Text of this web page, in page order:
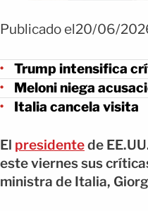
Publicado el20/06/
Trump intensifica
Meloni niega
Italia cancela visita
El presidentede
este viernes sus
ministra de Italia,